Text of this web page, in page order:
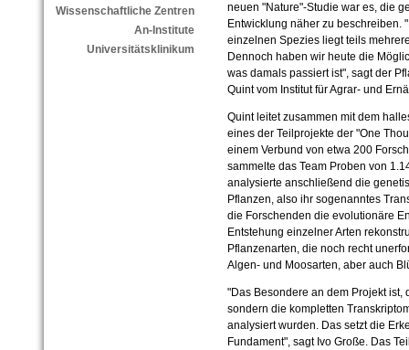
Wissenschaftliche Zentren
An-Institute
Universitätsklinikum
neuen "Nature"-Studie war es, die
Entwicklung näher zu beschreiben.
einzelnen Spezies liegt teils
Dennoch haben wir heute die
was damals passiert ist", sagt der
Quint vom Institut für Agrar- und
Quint leitet zusammen mit dem
eines der Teilprojekte der "One
einem Verbund von etwa 200
sammelte das Team Proben von
analysierte anschließend die
Pflanzen, also ihr sogenanntes
die Forschenden die evolutionäre
Entstehung einzelner Arten
Pflanzenarten, die noch recht
Algen- und Moosarten, aber auch
"Das Besondere an dem Projekt ist,
sondern die kompletten
analysiert wurden. Das setzt die
Fundament", sagt Ivo Große. Das